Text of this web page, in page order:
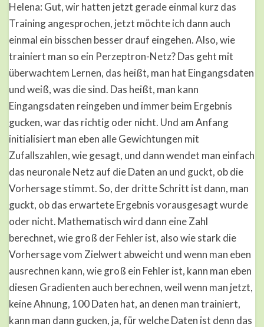
Helena: Gut, wir hatten jetzt gerade einmal kurz das
Training angesprochen, jetzt möchte ich dann auch
einmal ein bisschen besser drauf eingehen. Also, wie
trainiert man so ein Perzeptron-Netz? Das geht mit
überwachtem Lernen, das heißt, man hat Eingangsdaten
und weiß, was die sind. Das heißt, man kann
Eingangsdaten reingeben und immer beim Ergebnis
gucken, war das richtig oder nicht. Und am Anfang
initialisiert man eben alle Gewichtungen mit
Zufallszahlen, wie gesagt, und dann wendet man einfach
das neuronale Netz auf die Daten an und guckt, ob die
Vorhersage stimmt. So, der dritte Schritt ist dann, man
guckt, ob das erwartete Ergebnis vorausgesagt wurde
oder nicht. Mathematisch wird dann eine Zahl
berechnet, wie groß der Fehler ist, also wie stark die
Vorhersage vom Zielwert abweicht und wenn man eben
ausrechnen kann, wie groß ein Fehler ist, kann man eben
diesen Gradienten auch berechnen, weil wenn man jetzt,
keine Ahnung, 100 Daten hat, an denen man trainiert,
kann man dann gucken, ja, für welche Daten ist denn das